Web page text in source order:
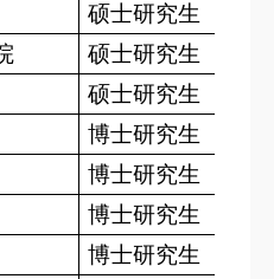
硕士研究生
硕士研究生
硕士研究生
博士研究生
博士研究生
博士研究生
博士研究生